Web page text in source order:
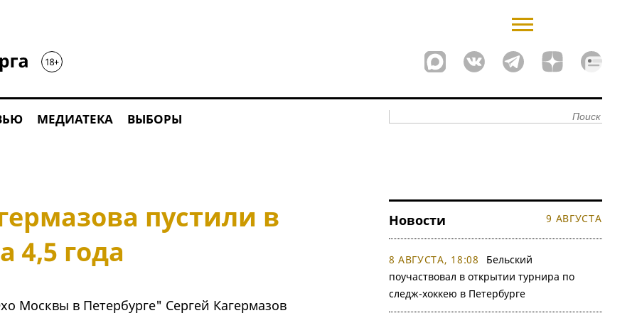
МЕДИАТЕКА ВЫБОРЫ
пустили в
4,5 года
Москвы в Петербурге" Сергей Кагермазов
Новости 9 АВГУСТА
8 АВГУСТА, 18:08
Бельский
поучаствовал в открытии турнира по
следж-хоккею в Петербурге